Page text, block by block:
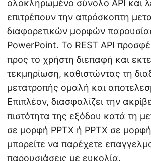
ολοκληρωμένο σύνολο API και
επιτρέπουν την απρόσκοπτη
διαφορετικών μορφών
PowerPoint. Το REST API
προς το χρήστη διεπαφή και
τεκμηρίωση, καθιστώντας τη
μετατροπής ομαλή και
Επιπλέον, διασφαλίζει την
πιστότητα της εξόδου κατά τη
σε μορφή PPTX ή PPTX σε
μπορείτε να παρέχετε
παρουσιάσεις με ευκολία.